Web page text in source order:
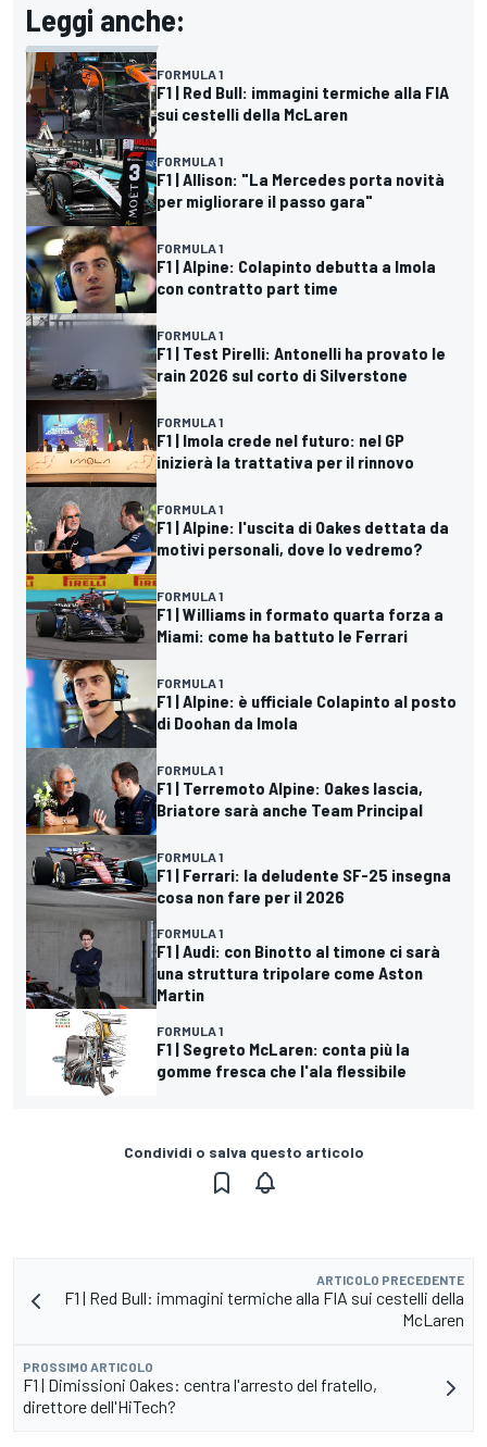
Leggi anche:
FORMULA 1
F1 | Red Bull: immagini termiche alla FIA
sui cestelli della McLaren
FORMULA 1
F1 | Allison: "La Mercedes porta novità
per migliorare il passo gara"
FORMULA 1
F1 | Alpine: Colapinto debutta a Imola
con contratto part time
FORMULA 1
F1 | Test Pirelli: Antonelli ha provato le
rain 2026 sul corto di Silverstone
FORMULA 1
F1 | Imola crede nel futuro: nel GP
inizierà la trattativa per il rinnovo
FORMULA 1
F1 | Alpine: l'uscita di Oakes dettata da
motivi personali, dove lo vedremo?
FORMULA 1
F1 | Williams in formato quarta forza a
Miami: come ha battuto le Ferrari
FORMULA 1
F1 | Alpine: è ufficiale Colapinto al posto
di Doohan da Imola
FORMULA 1
F1 | Terremoto Alpine: Oakes lascia,
Briatore sarà anche Team Principal
FORMULA 1
F1 | Ferrari: la deludente SF-25 insegna
cosa non fare per il 2026
FORMULA 1
F1 | Audi: con Binotto al timone ci sarà
una struttura tripolare come Aston
Martin
FORMULA 1
F1 | Segreto McLaren: conta più la
gomme fresca che l'ala flessibile
Condividi o salva questo articolo
ARTICOLO PRECEDENTE
F1 | Red Bull: immagini termiche alla FIA sui cestelli della
McLaren
PROSSIMO ARTICOLO
F1 | Dimissioni Oakes: centra l'arresto del fratello,
direttore dell'HiTech?